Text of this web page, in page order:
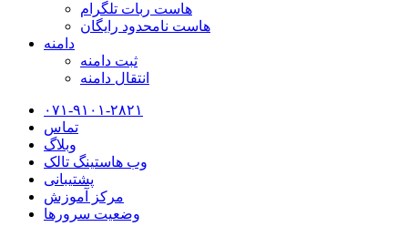
هاست ربات تلگرام
هاست نامحدود رایگان
دامنه
ثبت دامنه
انتقال دامنه
۰۷۱-۹۱۰۱-۲۸۲۱
تماس
وبلاگ
وب هاستینگ تالک
پشتیبانی
مرکز آموزش
وضعیت سرورها